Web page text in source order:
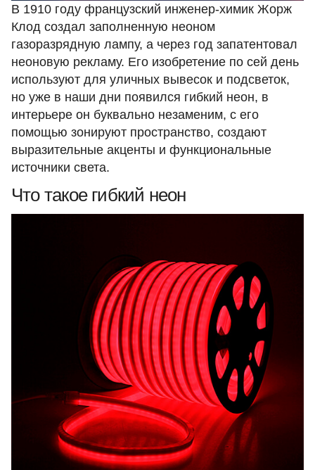
В 1910 году французский инженер-химик Жорж
Клод создал заполненную неоном
газоразрядную лампу, а через год запатентовал
неоновую рекламу. Его изобретение по сей день
используют для уличных вывесок и подсветок,
но уже в наши дни появился гибкий неон, в
интерьере он буквально незаменим, с его
помощью зонируют пространство, создают
выразительные акценты и функциональные
источники света.
Что такое гибкий неон